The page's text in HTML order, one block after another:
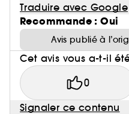
Traduire avec Google
Recommande : Oui
Avis publié à
Cet avis vous a-t-il
0
Signaler ce contenu